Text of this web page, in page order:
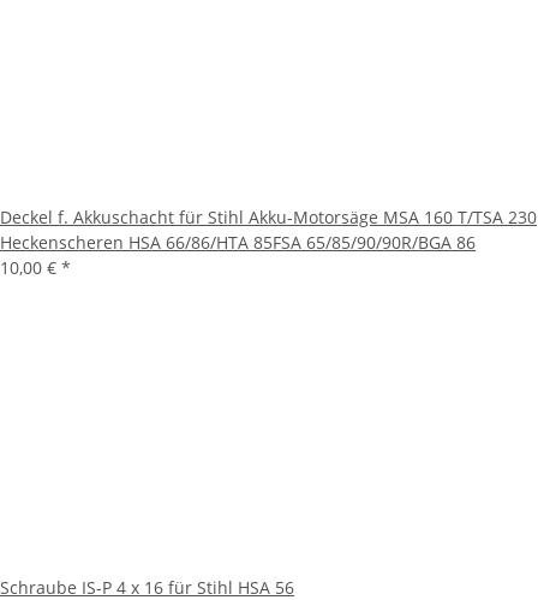
Deckel f. Akkuschacht für Stihl Akku-Motorsäge MSA 160 T/TSA 230
Heckenscheren HSA 66/86/HTA 85FSA 65/85/90/90R/BGA 86
10,00 € *
Schraube IS-P 4 x 16 für Stihl HSA 56